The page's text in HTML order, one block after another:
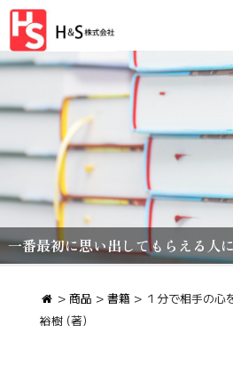
一番最初に思い出してもらえる人
> 商品 > 書籍 > １分で相手の
裕樹 (著)